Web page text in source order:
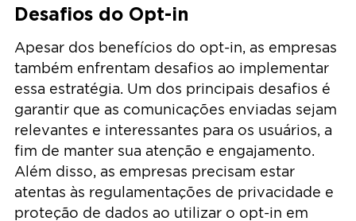
Desafios do Opt-in
Apesar dos benefícios do opt-in, as empresas
também enfrentam desafios ao implementar
essa estratégia. Um dos principais desafios é
garantir que as comunicações enviadas sejam
relevantes e interessantes para os usuários, a
fim de manter sua atenção e engajamento.
Além disso, as empresas precisam estar
atentas às regulamentações de privacidade e
proteção de dados ao utilizar o opt-in em